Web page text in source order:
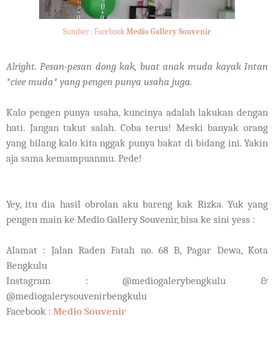
Sumber : Facebook Medio Gallery Souvenir
Alright. Pesan-pesan dong kak, buat anak muda kayak Intan
*ciee muda* yang pengen punya usaha juga.
Kalo pengen punya usaha, kuncinya adalah lakukan dengan
hati. Jangan takut salah. Coba terus! Meski banyak orang
yang bilang kalo kita nggak punya bakat di bidang ini. Yakin
aja sama kemampuanmu. Pede!
Yey, itu dia hasil obrolan aku bareng kak Rizka. Yuk yang
pengen main ke Medio Gallery Souvenir, bisa ke sini yess :
Alamat : Jalan Raden Fatah no. 68 B, Pagar Dewa, Kota
Bengkulu
Instagram : @mediogalerybengkulu &
@mediogalerysouvenirbengkulu
Facebook : Medio Souvenir